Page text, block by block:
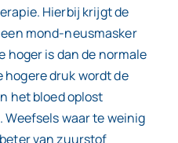
Hierbij krijgt de
mond-neusmasker
hoger is dan de normale
hogere druk wordt de
het bloed oplost
Weefsels waar te weinig
van zuurstof